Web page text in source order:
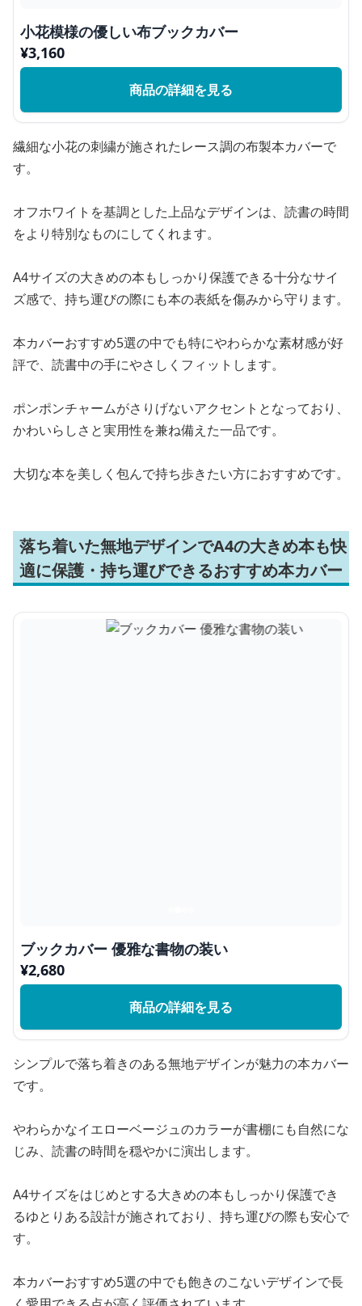
小花模様の優しい布ブックカバー
¥3,160
商品の詳細を見る
繊細な小花の刺繍が施されたレース調の布製本カバーで
す。
オフホワイトを基調とした上品なデザインは、読書の時間
をより特別なものにしてくれます。
A4サイズの大きめの本もしっかり保護できる十分なサイ
ズ感で、持ち運びの際にも本の表紙を傷みから守ります。
本カバーおすすめ5選の中でも特にやわらかな素材感が好
評で、読書中の手にやさしくフィットします。
ポンポンチャームがさりげないアクセントとなっており、
かわいらしさと実用性を兼ね備えた一品です。
大切な本を美しく包んで持ち歩きたい方におすすめです。
落ち着いた無地デザインでA4の大きめ本も快
適に保護・持ち運びできるおすすめ本カバー
ブックカバー 優雅な書物の装い
¥2,680
商品の詳細を見る
シンプルで落ち着きのある無地デザインが魅力の本カバー
です。
やわらかなイエローベージュのカラーが書棚にも自然にな
じみ、読書の時間を穏やかに演出します。
A4サイズをはじめとする大きめの本もしっかり保護でき
るゆとりある設計が施されており、持ち運びの際も安心で
す。
本カバーおすすめ5選の中でも飽きのこないデザインで長